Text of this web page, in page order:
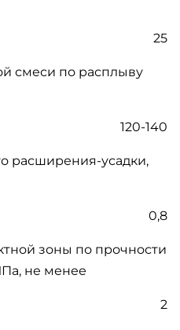
25
смеси по расплыву
120-140
расширения-усадки,
0,8
зоны по прочности
не менее
2